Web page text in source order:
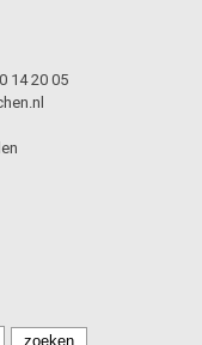
14 20 05